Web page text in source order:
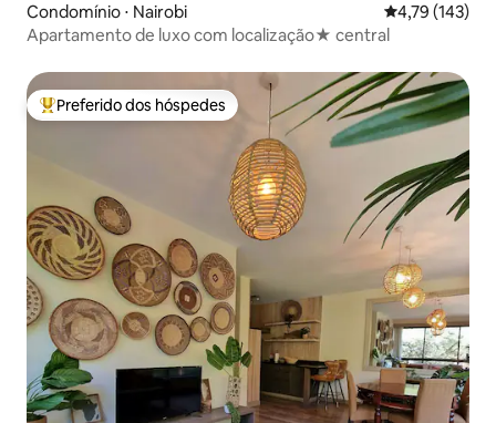
Condomínio ⋅ Nairobi 4,79 de uma
4,79 (143)
Apartamento de luxo com localização★ central
Entre os melhores preferidos dos hóspedes
Preferido dos hóspedes